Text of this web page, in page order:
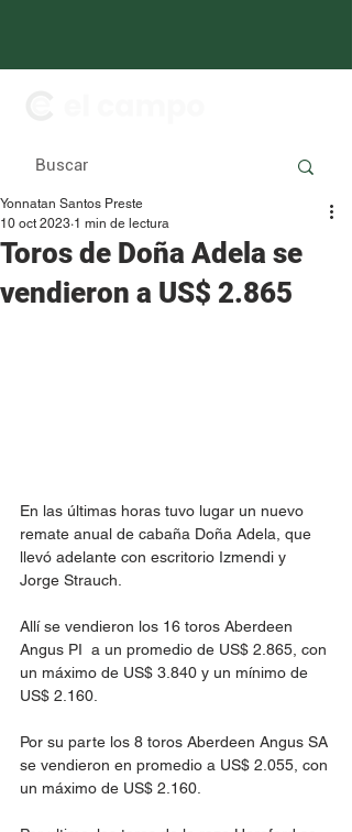
Toros de Doña Adela se
vendieron a US$ 2.865
Yonnatan Santos Preste
10 oct 2023 1 min de lectura
En las últimas horas tuvo lugar un nuevo
remate anual de cabaña Doña Adela, que
llevó adelante con escritorio Izmendi y
Jorge Strauch.
Allí se vendieron los 16 toros Aberdeen
Angus PI  a un promedio de US$ 2.865, con
un máximo de US$ 3.840 y un mínimo de
US$ 2.160.
Por su parte los 8 toros Aberdeen Angus SA
se vendieron en promedio a US$ 2.055, con
un máximo de US$ 2.160.